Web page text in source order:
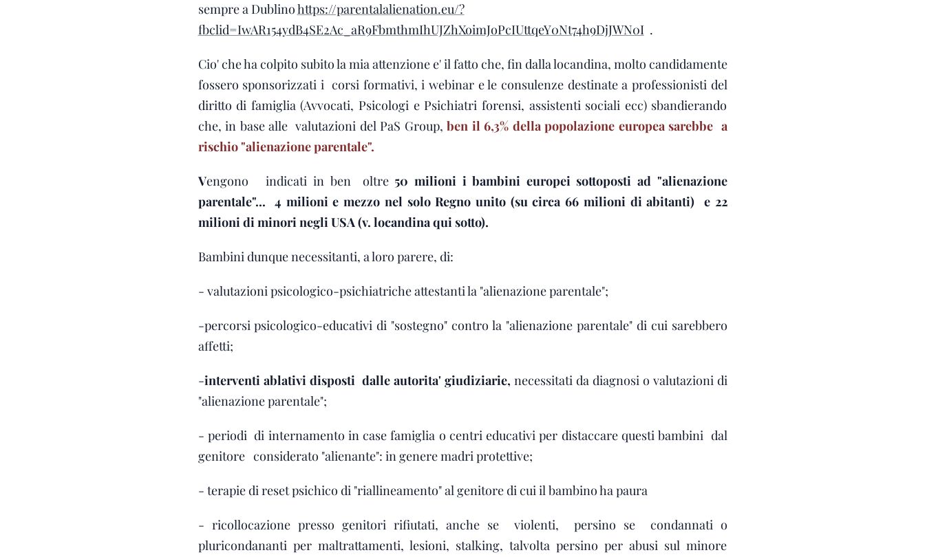
sempre a Dublinohttps://parentalalienation.eu/?
fbclid=IwAR154ydB4SE2Ac_aR9FbmthmIhUJZhXoimJoPcIUttqeY0Nt74h9DjJWN0I.
Cio' che ha colpito subito la mia attenzione e' il fatto che, fin dalla locandina, molto candidamente
fossero sponsorizzati i corsi formativi, i webinar e le consulenze destinate a professionisti del
diritto di famiglia (Avvocati, Psicologi e Psichiatri forensi, assistenti sociali ecc) sbandierando
che, in base alle valutazioni del PaS Group, ben il 6,3% della popolazione europea sarebbe a
rischio "alienazione parentale".
Vengono indicati in ben oltre50 milioni i bambini europei sottoposti ad "alienazione
parentale"... 4 milioni e mezzo nel solo Regno unito (su circa 66 milioni di abitanti) e 22
milioni di minori negli USA (v. locandina qui sotto).
Bambini dunque necessitanti, a loro parere, di:
- valutazioni psicologico-psichiatriche attestanti la "alienazione parentale";
-percorsi psicologico-educativi di "sostegno" contro la "alienazione parentale" di cui sarebbero
affetti;
-interventi ablativi disposti dalle autorita' giudiziarie, necessitati da diagnosi o valutazioni di
"alienazione parentale";
- periodi di internamento in case famiglia o centri educativi per distaccare questi bambini dal
genitore considerato "alienante": in genere madri protettive;
- terapie di reset psichico di "riallineamento" al genitore di cui il bambino ha paura
- ricollocazione presso genitori rifiutati, anche se violenti, persino se condannati o
pluricondananti per maltrattamenti, lesioni, stalking, talvolta persino per abusi sul minore